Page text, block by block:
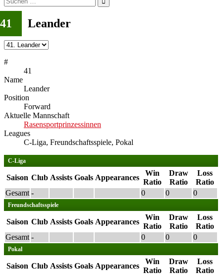
nach:
41 Leander
#
41
Name
Leander
Position
Forward
Aktuelle Mannschaft
Rasensportprinzessinnen
Leagues
C-Liga, Freundschaftsspiele, Pokal
C-Liga
Saison Club Assists Goals Appearances
Win
Ratio
Draw
Ratio
Loss
Ratio
Gesamt - 0 0 0
Freundschaftsspiele
Saison Club Assists Goals Appearances
Win
Ratio
Draw
Ratio
Loss
Ratio
Gesamt - 0 0 0
Pokal
Saison Club Assists Goals Appearances
Win
Ratio
Draw
Ratio
Loss
Ratio